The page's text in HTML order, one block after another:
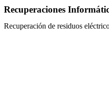
Recuperaciones
Recuperación de residuos